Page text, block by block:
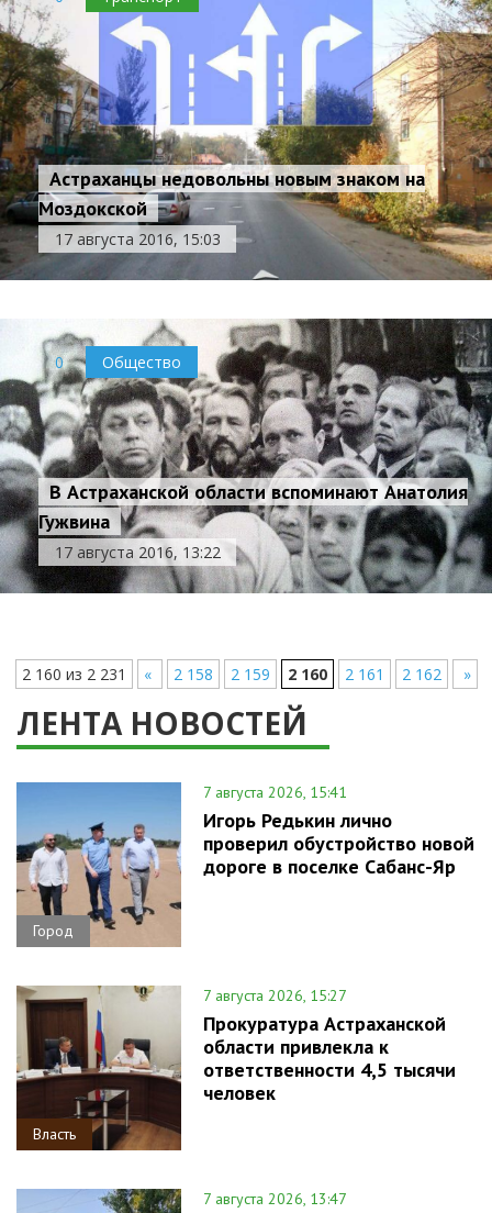
Астраханцы недовольны новым знаком на
Моздокской
17 августа 2016, 15:03
0 Общество
В Астраханской области вспоминают Анатолия
Гужвина
17 августа 2016, 13:22
2 160 из 2 231 « 2 158 2 159 2 160 2 161 2 162 »
ЛЕНТА НОВОСТЕЙ
Город
7 августа 2026, 15:41
Игорь Редькин лично
проверил обустройство новой
дороге в поселке Сабанс-Яр
Власть
7 августа 2026, 15:27
Прокуратура Астраханской
области привлекла к
ответственности 4,5 тысячи
человек
7 августа 2026, 13:47